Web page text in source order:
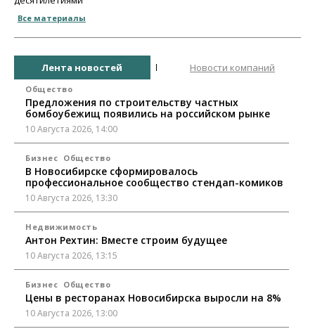
Все материалы
Лента новостей Новости компаний
Общество
Предложения по строительству частных
бомбоубежищ появились на российском рынке
10 Августа 2026, 14:00
Бизнес Общество
В Новосибирске сформировалось
профессиональное сообщество стендап-комиков
10 Августа 2026, 13:30
Недвижимость
Антон Рехтин: Вместе строим будущее
10 Августа 2026, 13:15
Бизнес Общество
Цены в ресторанах Новосибирска выросли на 8%
10 Августа 2026, 13:00